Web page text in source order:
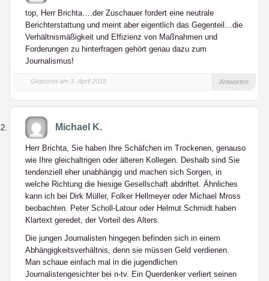
top, Herr Brichta….der Zuschauer fordert eine neutrale
Berichterstattung und meint aber eigentlich das Gegenteil…die
Verhältnismäßigkeit und Effizienz von Maßnahmen und
Forderungen zu hinterfragen gehört genau dazu zum
Journalismus!
Gepostet am 3. April 2019 Antworten
Michael K.
Herr Brichta, Sie haben Ihre Schäfchen im Trockenen, genauso
wie Ihre gleichaltrigen oder älteren Kollegen. Deshalb sind Sie
tendenziell eher unabhängig und machen sich Sorgen, in
welche Richtung die hiesige Gesellschaft abdriftet. Ähnliches
kann ich bei Dirk Müller, Folker Hellmeyer oder Michael Mross
beobachten. Peter Scholl-Latour oder Helmut Schmidt haben
Klartext geredet, der Vorteil des Alters.
Die jungen Journalisten hingegen befinden sich in einem
Abhängigkeitsverhältnis, denn sie müssen Geld verdienen.
Man schaue einfach mal in die jugendlichen
Journalistengesichter bei n-tv. Ein Querdenker verliert seinen